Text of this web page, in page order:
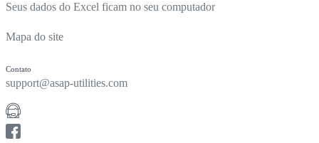
Seus dados do Excel ficam no seu computador
Mapa do site
Contato
support@asap-utilities.com